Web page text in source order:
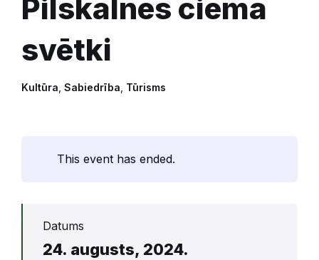
Pilskalnes ciema
svētki
Kultūra Sabiedrība Tūrisms
This event has ended.
Datums
24. augusts, 2024.